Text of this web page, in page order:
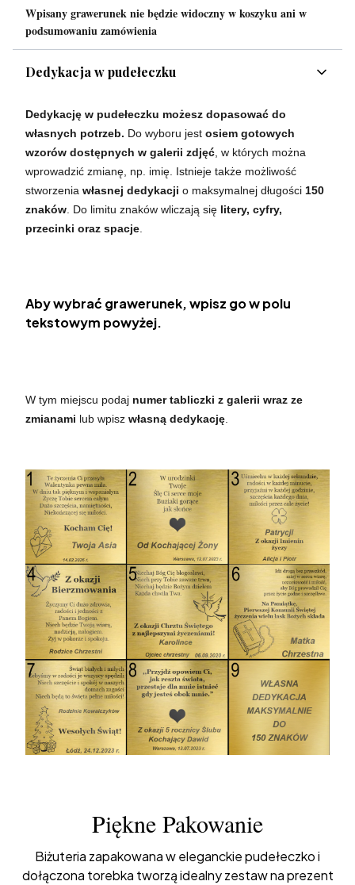
Wpisany grawerunek nie będzie widoczny w koszyku ani w
podsumowaniu zamówienia
Dedykacja w pudełeczku
Dedykację w pudełeczku możesz dopasować do
własnych potrzeb. Do wyboru jest osiem gotowych
wzorów dostępnych w galerii zdjęć , w których można
wprowadzić zmianę, np. imię. Istnieje także możliwość
stworzenia własnej dedykacji o maksymalnej długości 150
znaków . Do limitu znaków wliczają się litery, cyfry,
przecinki oraz spacje
Aby wybrać grawerunek, wpisz go w polu
tekstowym powyżej.
W tym miejscu podaj numer tabliczki z galerii wraz ze
zmianami lub wpisz własną dedykację
Piękne Pakowanie
Biżuteria zapakowana w eleganckie pudełeczko i
dołączona torebka tworzą idealny zestaw na prezent